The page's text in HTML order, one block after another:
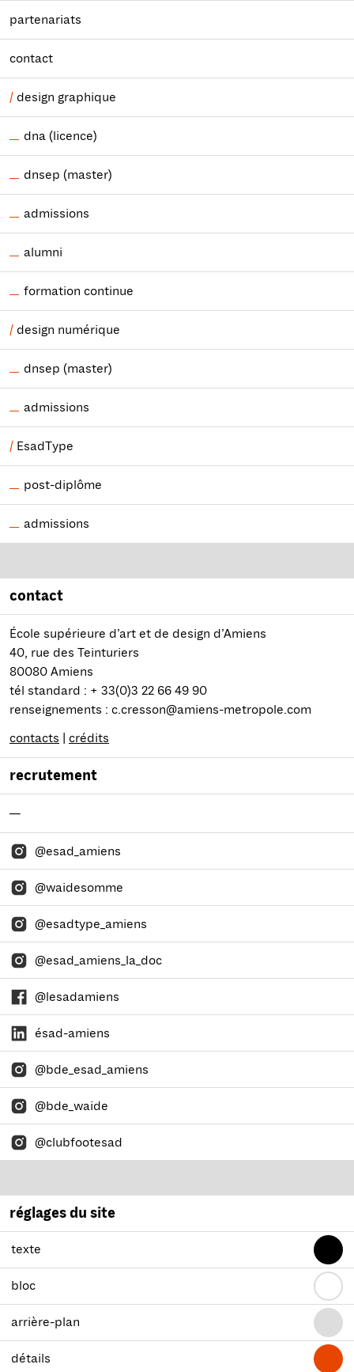
partenariats
contact
design graphique
dna (licence)
dnsep (master)
admissions
alumni
formation continue
design numérique
dnsep (master)
admissions
EsadType
post-diplôme
admissions
contact
École supérieure d’art et de design d’Amiens
40, rue des Teinturiers
80080 Amiens
tél standard : + 33(0)3 22 66 49 90
renseignements : c.cresson@amiens-metropole.com
contacts
crédits
recrutement
—
@esad_amiens
@waidesomme
@esadtype_amiens
@esad_amiens_la_doc
@lesadamiens
ésad-amiens
@bde_esad_amiens
@bde_waide
@clubfootesad
réglages du site
texte
bloc
arrière-plan
détails